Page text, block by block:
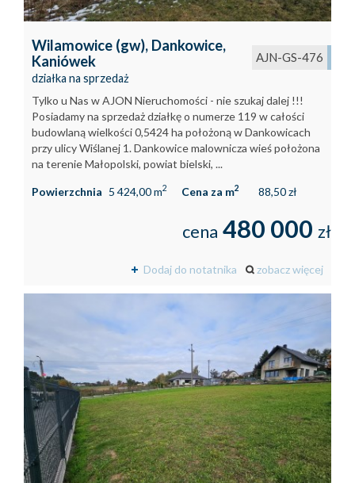
Wilamowice (gw), Dankowice,
Kaniówek
działka na sprzedaż
AJN-GS-476
Tylko u Nas w AJON Nieruchomości - nie szukaj dalej !!!
Posiadamy na sprzedaż działkę o numerze 119 w całości
budowlaną wielkości 0,5424 ha położoną w Dankowicach
przy ulicy Wiślanej 1. Dankowice malownicza wieś położona
na terenie Małopolski, powiat bielski, ...
Powierzchnia 5 424,00 m2 Cena za m2 88,50 zł
cena 480 000 zł
Dodaj do notatnika zobacz więcej